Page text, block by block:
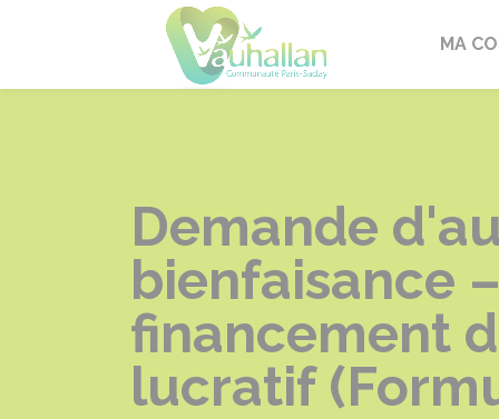
Vauhallan
MA
Demande
bienfaisance
financement
lucratif